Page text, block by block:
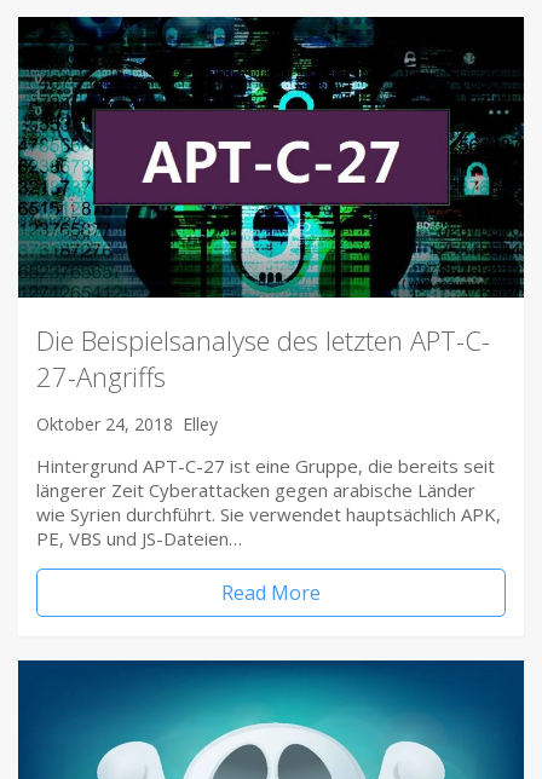
Die Beispielsanalyse des letzten APT-C-
27-Angriffs
Oktober 24, 2018 Elley
Hintergrund APT-C-27 ist eine Gruppe, die bereits seit
längerer Zeit Cyberattacken gegen arabische Länder
wie Syrien durchführt. Sie verwendet hauptsächlich APK,
PE, VBS und JS-Dateien…
Read More